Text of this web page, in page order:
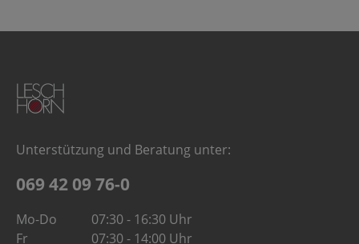
Unterstützung und Beratung unter:
069 42 09 76-0
Mo-Do
07:30 - 16:30 Uhr
Fr
07:30 - 14:00 Uhr